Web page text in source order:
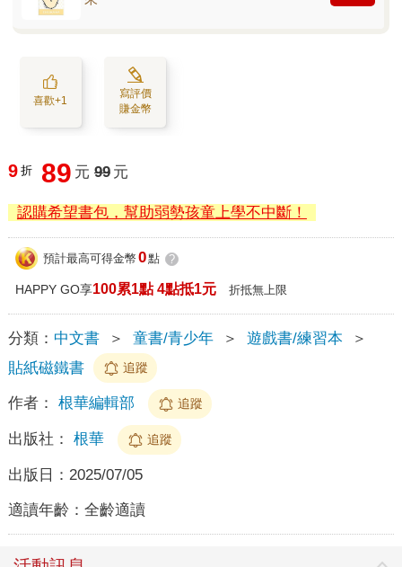
喜歡+1
寫評價
賺金幣
9 折 89 元 99 元
認購希望書包，幫助弱勢孩童上學不中斷！
預計最高可得金幣 0點 ?
HAPPY GO享100累1點 4點抵1元 折抵無上限
分類： 中文書 ＞ 童書/青少年 ＞ 遊戲書/練習本
＞
貼紙磁鐵書
追蹤
作者： 根華編輯部 追蹤
出版社： 根華 追蹤
出版日： 2025/07/05
適讀年齡： 全齡適讀